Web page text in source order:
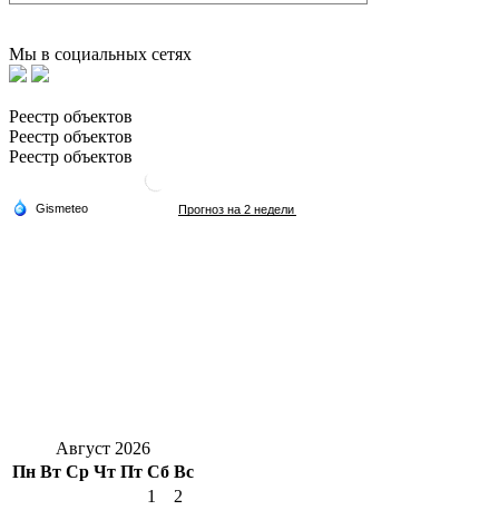
Мы в социальных сетях
Реестр объектов
Реестр объектов
Реестр объектов
Август 2026
Пн Вт Ср Чт Пт Сб Вс
1
2